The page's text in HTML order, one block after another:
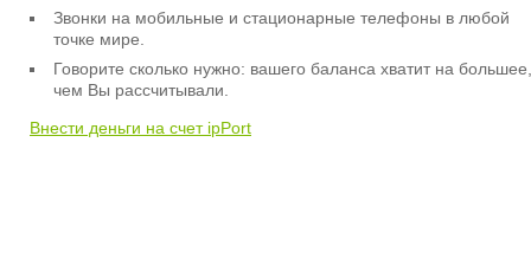
Звонки на мобильные и стационарные телефоны в любой
точке мире.
Говорите сколько нужно: вашего баланса хватит на большее,
чем Вы рассчитывали.
Внести деньги на счет ipPort